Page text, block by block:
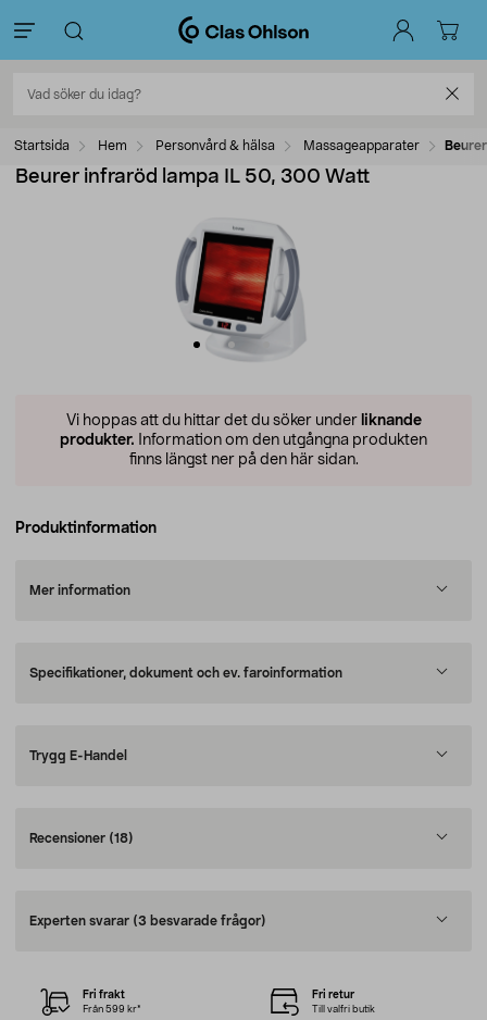
Startsida Hem Personvård & hälsa Massageapparater
Beurer infraröd lampa IL 50, 300 Watt
Vi hoppas att du hittar det du söker under liknande
produkter. Information om den utgångna produkten
finns längst ner på den här sidan.
Produktinformation
Mer information
Specifikationer, dokument och ev. faroinformation
Trygg E-Handel
Recensioner (18)
Experten svarar (3 besvarade frågor)
Fri frakt
Från 599 kr*
Fri retur
Till valfri butik